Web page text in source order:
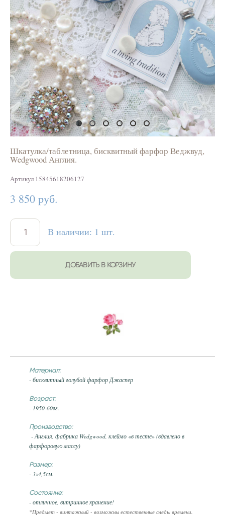
Шкатулка/таблетница, бисквитный фарфор Веджвуд,
Wedgwood Англия.
Артикул 15845618206127
3 850 pуб.
В наличии: 1 шт.
ДОБАВИТЬ В КОРЗИНУ
Материал:
- бисквитный голубой фарфор Джаспер
Возраст:
- 1950-60гг.
Производство:
- Англия, фабрика Wedgwood, клеймо «в тесте» (вдавлено в
фарфоровую массу)
Размер:
- 3x4,5см.
Состояние:
- отличное, витринное хранение!
*Предмет - винтажный - возможны естественные следы времени.